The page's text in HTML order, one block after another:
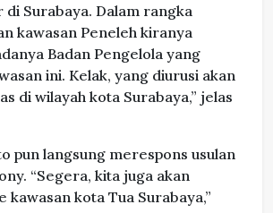
Surabaya. Dalam rangka
kawasan Peneleh kiranya
Badan Pengelola yang
ini. Kelak, yang diurusi akan
di wilayah kota Surabaya,” jelas
pun langsung merespons usulan
“Segera, kita juga akan
kawasan kota Tua Surabaya,”